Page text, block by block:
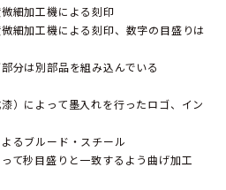
細加工機による刻印
細加工機による刻印、数字の目盛りは
分は別部品を組み込んでいる
）によって墨入れを行ったロゴ、イン
るブルード・スチール
て秒目盛りと一致するよう曲げ加工